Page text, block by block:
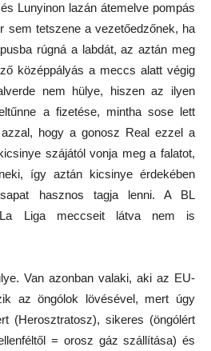
Lunyinon lazán átemelve pompás
sem tetszene a vezetőedzőnek, ha
rúgná a labdát, az aztán meg
középpályás a meccs alatt végig
nem hülye, hiszen az ilyen
a fizetése, mintha sose lett
hogy a gonosz Real ezzel a
szájától vonja meg a falatot,
így aztán kicsinye érdekében
hasznos tagja lenni. A BL
Liga meccseit látva nem is
Van azonban valaki, aki az EU-
az öngólok lövésével, mert úgy
(Herosztratosz), sikeres (öngólért
= orosz gáz szállítása) és